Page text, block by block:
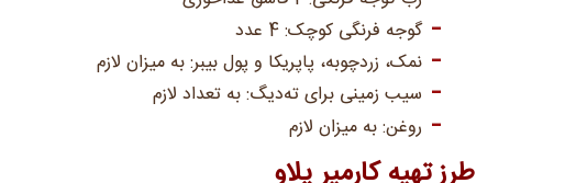
گوجه فرنگی کوچک: 4 عدد
نمک، زردچوبه، پاپریکا و پول بیبر: به میزان لازم
سیب زمینی برای ته‌دیگ: به تعداد لازم
روغن: به میزان لازم
طرز تهیه کارمیر پلاو